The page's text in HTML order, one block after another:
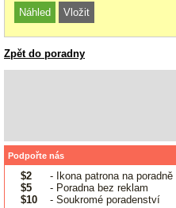
Zpět do poradny
Podpořte nás
$2
- Ikona patrona na poradně
$5
- Poradna bez reklam
$10
- Soukromé poradenství